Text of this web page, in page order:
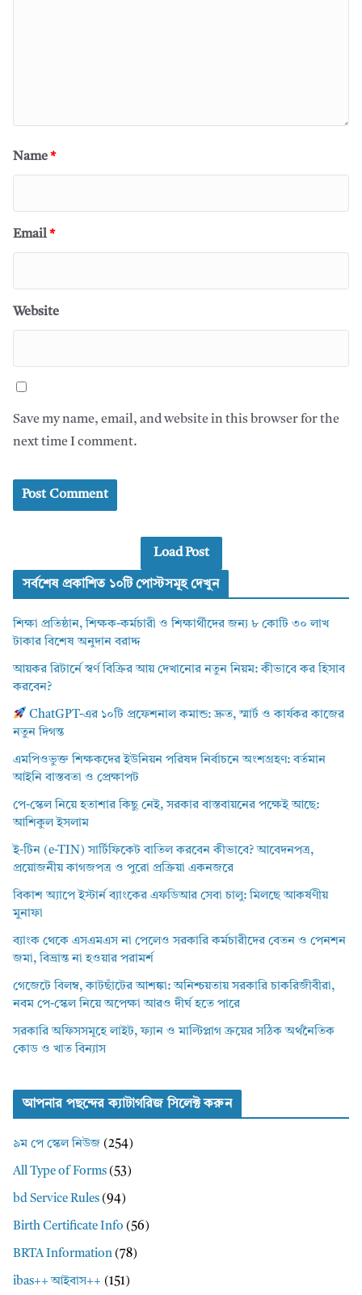
Name*
Email*
Website
Save my name, email, and website in this browser for the
next time I comment.
Load Post
সর্বশেষ প্রকাশিত ১০টি পোস্টসমূহ দেখুন
শিক্ষা প্রতিষ্ঠান, শিক্ষক-কর্মচারী ও শিক্ষার্থীদের জন্য ৮ কোটি ৩০ লাখ
টাকার বিশেষ অনুদান বরাদ্দ
আয়কর রিটার্নে স্বর্ণ বিক্রির আয় দেখানোর নতুন নিয়ম: কীভাবে কর হিসাব
করবেন?
ChatGPT-এর ১০টি প্রফেশনাল কমান্ড: দ্রুত, স্মার্ট ও কার্যকর কাজের
নতুন দিগন্ত
এমপিওভুক্ত শিক্ষকদের ইউনিয়ন পরিষদ নির্বাচনে অংশগ্রহণ: বর্তমান
আইনি বাস্তবতা ও প্রেক্ষাপট
পে-স্কেল নিয়ে হতাশার কিছু নেই, সরকার বাস্তবায়নের পক্ষেই আছে:
আশিকুল ইসলাম
ই-টিন (e-TIN) সার্টিফিকেট বাতিল করবেন কীভাবে? আবেদনপত্র,
প্রয়োজনীয় কাগজপত্র ও পুরো প্রক্রিয়া একনজরে
বিকাশ অ্যাপে ইস্টার্ন ব্যাংকের এফডিআর সেবা চালু: মিলছে আকর্ষণীয়
মুনাফা
ব্যাংক থেকে এসএমএস না পেলেও সরকারি কর্মচারীদের বেতন ও পেনশন
জমা, বিভ্রান্ত না হওয়ার পরামর্শ
গেজেটে বিলম্ব, কাটছাঁটের আশঙ্কা: অনিশ্চয়তায় সরকারি চাকরিজীবীরা,
নবম পে-স্কেল নিয়ে অপেক্ষা আরও দীর্ঘ হতে পারে
সরকারি অফিসসমূহে লাইট, ফ্যান ও মাল্টিপ্লাগ ক্রয়ের সঠিক অর্থনৈতিক
কোড ও খাত বিন্যাস
আপনার পছন্দের ক্যাটাগরিজ সিলেক্ট করুন
৯ম পে স্কেল নিউজ (254)
All Type of Forms (53)
bd Service Rules (94)
Birth Certificate Info (56)
BRTA Information (78)
ibas++ আইবাস++ (151)